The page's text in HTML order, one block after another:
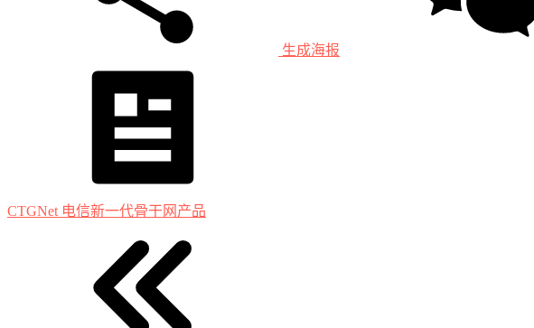
生成海报
CTGNet 电信新一代骨干网产品